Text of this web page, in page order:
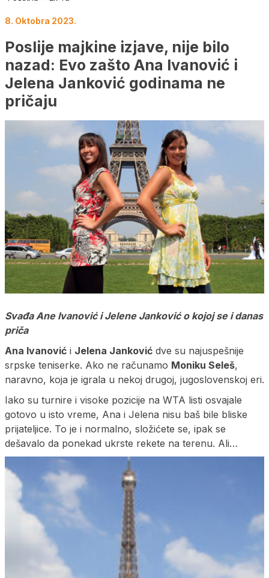
8. Oktobra 2023.
Poslije majkine izjave, nije bilo
nazad: Evo zašto Ana Ivanović i
Jelena Janković godinama ne
pričaju
Svađa Ane Ivanović i Jelene Janković o kojoj se i danas
priča
Ana Ivanović i Jelena Janković dve su najuspešnije
srpske teniserke. Ako ne računamo Moniku Seleš,
naravno, koja je igrala u nekoj drugoj, jugoslovenskoj eri.
Iako su turnire i visoke pozicije na WTA listi osvajale
gotovo u isto vreme, Ana i Jelena nisu baš bile bliske
prijateljice. To je i normalno, složićete se, ipak se
dešavalo da ponekad ukrste rekete na terenu. Ali…